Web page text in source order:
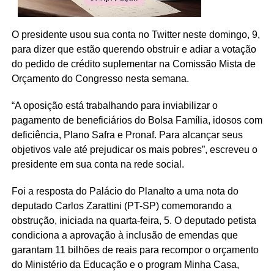
O presidente usou sua conta no Twitter neste domingo, 9,
para dizer que estão querendo obstruir e adiar a votação
do pedido de crédito suplementar na Comissão Mista de
Orçamento do Congresso nesta semana.
“A oposição está trabalhando para inviabilizar o
pagamento de beneficiários do Bolsa Família, idosos com
deficiência, Plano Safra e Pronaf. Para alcançar seus
objetivos vale até prejudicar os mais pobres”, escreveu o
presidente em sua conta na rede social.
Foi a resposta do Palácio do Planalto a uma nota do
deputado Carlos Zarattini (PT-SP) comemorando a
obstrução, iniciada na quarta-feira, 5. O deputado petista
condiciona a aprovação à inclusão de emendas que
garantam 11 bilhões de reais para recompor o orçamento
do Ministério da Educação e o program Minha Casa,